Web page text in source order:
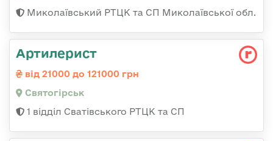
Миколаївський РТЦК та СП Миколаївської обл.
Артилерист
від 21000 до 121000 грн
Святогірськ
1 відділ Сватівського РТЦК та СП